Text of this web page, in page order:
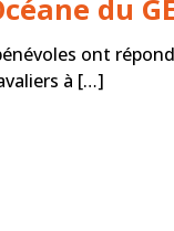
du
ont
à […]